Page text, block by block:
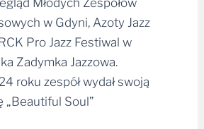
Młodych Zespołów
w Gdyni, Azoty Jazz
Pro Jazz Festiwal w
Zadymka Jazzowa.
roku zespół wydał swoją
„Beautiful Soul”